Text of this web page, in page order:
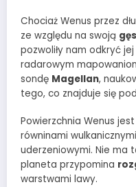
Chociaż Wenus przez
ze względu na swoją
pozwoliły nam odkryć jej
radarowym
sondę Magellan,
tego, co znajduje się
Powierzchnia Wenus jest
równinami
uderzeniowymi. Nie ma
planeta przypomina
warstwami lawy.